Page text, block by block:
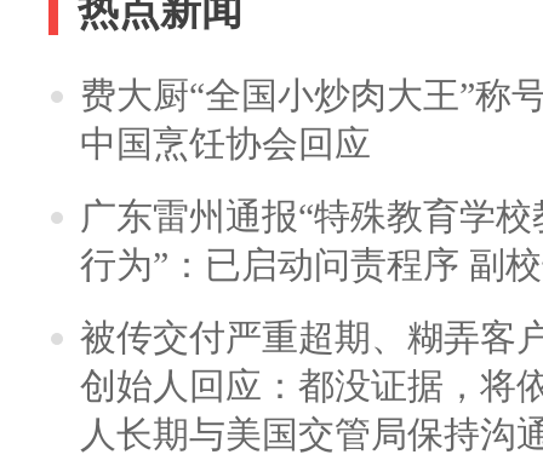
热点新闻
费大厨“全国小炒肉大王”称
中国烹饪协会回应
广东雷州通报“特殊教育学
行为”：已启动问责程序 副
被传交付严重超期、糊弄客
创始人回应：都没证据，将
人长期与美国交管局保持沟